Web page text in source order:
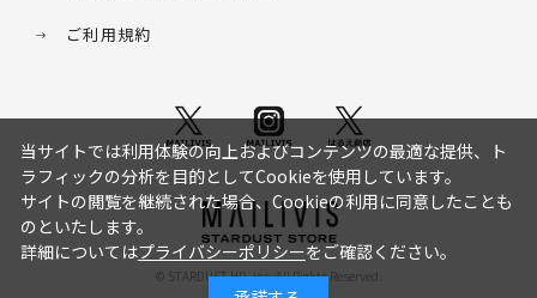
ご利用規約
© STARDUST HD. inc. All Rights Reserved.
当サイトでは利用体験の向上およびコンテンツの最適な提供、ト
ラフィックの分析を目的としてCookieを使用しています。
サイトの閲覧を継続された場合、Cookieの利用に同意したことも
のといたします。
詳細についてはプライバシーポリシーをご確認ください。